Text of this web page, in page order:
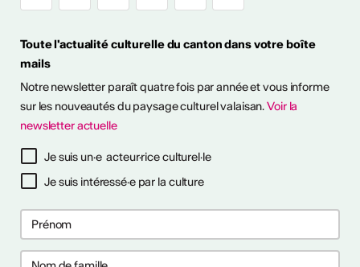
pour prévenir
?
pour prévenir
?
Toute l'actualité culturelle du canton dans votre boîte
mails
Notre newsletter paraît quatre fois par année et vous informe
sur les nouveautés du paysage culturel valaisan.Voir la
newsletter actuelle
Je suis un·e acteur·rice culturel·le
Je suis intéressé·e par la culture